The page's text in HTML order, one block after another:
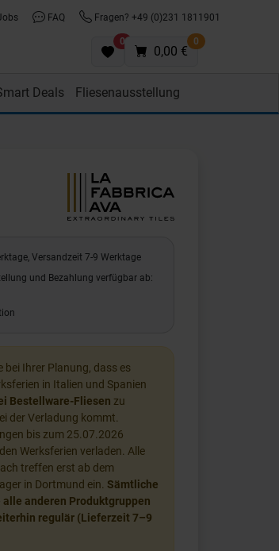
FAQ Fragen? +49 (0)231 1811901
0 0
0,00 €
Deals Fliesenausstellung
Versandzeit 7-9 Werktage
und Bezahlung verfügbar ab:
bei Ihrer Planung, dass es
in Italien und Spanien
Bestellware-Fliesen zu
der Verladung kommt.
bis zum 25.07.2026
Werksferien verladen. Alle
treffen erst ab dem
in Dortmund ein. Sämtliche
alle anderen Produktgruppen
regulär (Lieferzeit 7–9